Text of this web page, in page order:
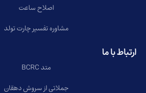
اصلاح ساعت
مشاوره تفسیر چارت تولد
ارتباط با ما
متد BCRC
جملاتی از سروش دهقان